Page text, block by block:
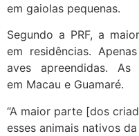
em gaiolas pequenas.
Segundo a PRF, a
em residências.
aves apreendidas.
em Macau e Guamaré.
“A maior parte [dos
esses animais nativos